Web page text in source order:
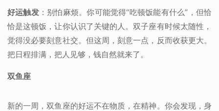
好运触发：别怕麻烦。你可能觉得“吃顿饭能有什么”，但恰
恰是这顿饭，让你认识了关键的人。双子座有时候太随性，
觉得没必要刻意社交。但这周，刻意一点，反而收获更大。
把日程排满，把人见够，钱自然就来了。
双鱼座
新的一周，双鱼座的好运不在物质，在精神。你会发现，身